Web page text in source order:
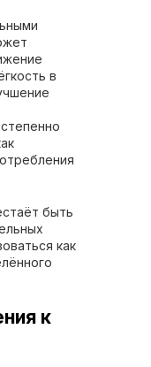
в
быть
как
к